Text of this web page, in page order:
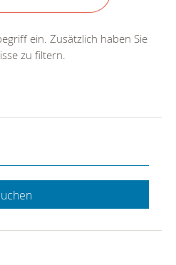
ein. Zusätzlich haben Sie
zu filtern.